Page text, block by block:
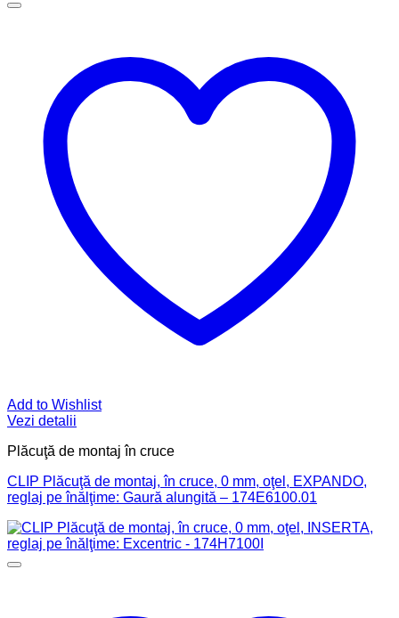
Add to Wishlist
Vezi detalii
Plăcuţă de montaj în cruce
CLIP Plăcuţă de montaj, în cruce, 0 mm, oţel, EXPANDO,
reglaj pe înălţime: Gaură alungită – 174E6100.01